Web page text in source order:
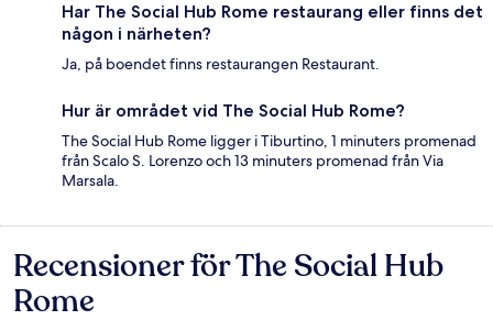
Har The Social Hub Rome restaurang eller finns det
någon i närheten?
Ja, på boendet finns restaurangen Restaurant.
Hur är området vid The Social Hub Rome?
The Social Hub Rome ligger i Tiburtino, 1 minuters promenad
från Scalo S. Lorenzo och 13 minuters promenad från Via
Marsala.
Recensioner
Recensioner för The Social Hub
Rome